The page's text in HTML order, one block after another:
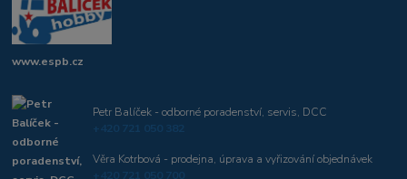
www.espb.cz
Petr Balíček - odborné poradenství, servis, DCC
+420 721 050 382
Věra Kotrbová - prodejna, úprava a vyřizování objednávek
+420 721 050 700